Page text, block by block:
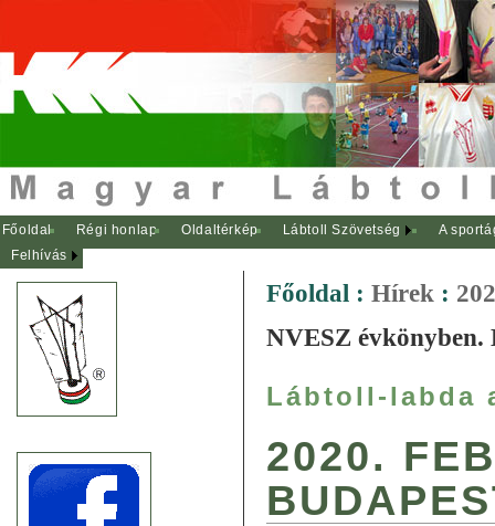
Főoldal Régi honlap Oldaltérkép Lábtoll Szövetség
A
Felhívás
Főoldal : Hírek :
NVESZ évkönyben.
Lábtoll-labda
2020.